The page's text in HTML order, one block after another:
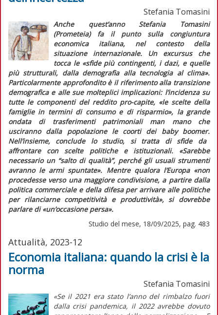
Stefania Tomasini
Anche quest’anno Stefania Tomasini
(Prometeia) fa il punto sulla congiuntura
economica italiana, nel contesto della
situazione internazionale. Un excursusche
tocca le «sfide più contingenti, i dazi, e quelle
più strutturali, dalla demografia alla tecnologia al clima».
Particolarmente approfondito è il riferimento alla transizione
demografica e alle sue molteplici implicazioni: l’incidenza su
tutte le componenti del reddito pro-capite, «le scelte della
famiglie in termini di consumo e di risparmio», la grande
ondata di trasferimenti patrimoniali man mano che
usciranno dalla popolazione le coorti dei baby boomer.
Nell’insieme, conclude lo studio, si tratta di sfide da
affrontare con scelte politiche e istituzionali. «Sarebbe
necessario un “salto di qualità”, perché gli usuali strumenti
avranno le armi spuntate». Mentre qualora l’Europa «non
procedesse verso una maggiore condivisione, a partire dalla
politica commerciale e della difesa per arrivare alle politiche
per rilanciarne competitività e produttività», si dovrebbe
parlare di «un’occasione persa».
Studio del mese, 18/09/2025, pag. 483
Attualità, 2023-12
Economia italiana: quando la crisi è la
norma
Stefania Tomasini
«Se il 2021 era stato l’anno del rimbalzo fuori
dalla crisi pandemica, il 2022 avrebbe dovuto